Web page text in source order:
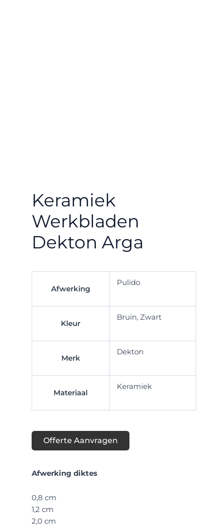
Keramiek
Werkbladen
Dekton Arga
Afwerking
Pulido
Kleur
Bruin, Zwart
Merk
Dekton
Materiaal
Keramiek
Offerte Aanvragen
Afwerking diktes
0,8 cm
1,2 cm
2,0 cm